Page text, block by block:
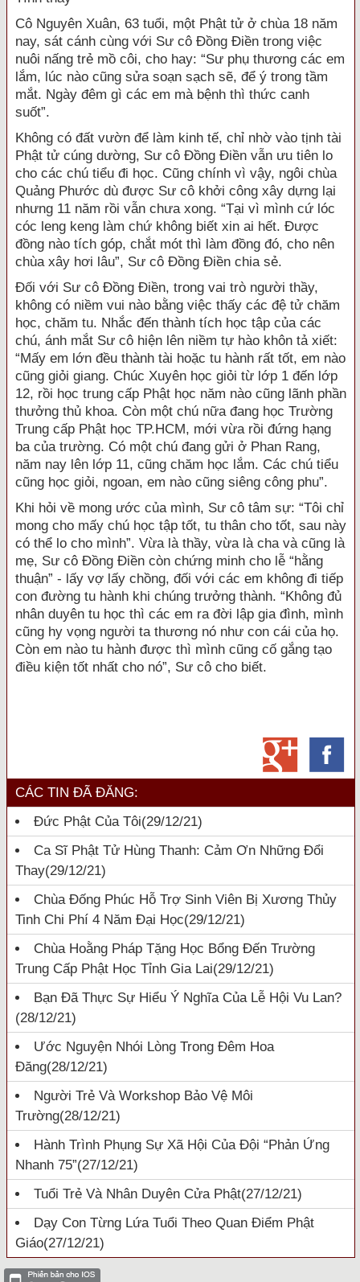
Cô Nguyên Xuân, 63 tuổi, một Phật tử ở chùa 18 năm
nay, sát cánh cùng với Sư cô Đồng Điền trong việc
nuôi nấng trẻ mồ côi, cho hay: “Sư phụ thương các em
lắm, lúc nào cũng sửa soạn sạch sẽ, để ý trong tầm
mắt. Ngày đêm gì các em mà bệnh thì thức canh
suốt”.
Không có đất vườn để làm kinh tế, chỉ nhờ vào tịnh tài
Phật tử cúng dường, Sư cô Đồng Điền vẫn ưu tiên lo
cho các chú tiểu đi học. Cũng chính vì vậy, ngôi chùa
Quảng Phước dù được Sư cô khởi công xây dựng lại
nhưng 11 năm rồi vẫn chưa xong. “Tại vì mình cứ lóc
cóc leng keng làm chứ không biết xin ai hết. Được
đồng nào tích góp, chắt mót thì làm đồng đó, cho nên
chùa xây hơi lâu”, Sư cô Đồng Điền chia sẻ.
Đối với Sư cô Đồng Điền, trong vai trò người thầy,
không có niềm vui nào bằng việc thấy các đệ tử chăm
học, chăm tu. Nhắc đến thành tích học tập của các
chú, ánh mắt Sư cô hiện lên niềm tự hào khôn tả xiết:
“Mấy em lớn đều thành tài hoặc tu hành rất tốt, em nào
cũng giỏi giang. Chúc Xuyên học giỏi từ lớp 1 đến lớp
12, rồi học trung cấp Phật học năm nào cũng lãnh phần
thưởng thủ khoa. Còn một chú nữa đang học Trường
Trung cấp Phật học TP.HCM, mới vừa rồi đứng hạng
ba của trường. Có một chú đang gửi ở Phan Rang,
năm nay lên lớp 11, cũng chăm học lắm. Các chú tiểu
cũng học giỏi, ngoan, em nào cũng siêng công phu”.
Khi hỏi về mong ước của mình, Sư cô tâm sự: “Tôi chỉ
mong cho mấy chú học tập tốt, tu thân cho tốt, sau này
có thể lo cho mình”. Vừa là thầy, vừa là cha và cũng là
mẹ, Sư cô Đồng Điền còn chứng minh cho lễ “hằng
thuận” - lấy vợ lấy chồng, đối với các em không đi tiếp
con đường tu hành khi chúng trưởng thành. “Không đủ
nhân duyên tu học thì các em ra đời lập gia đình, mình
cũng hy vọng người ta thương nó như con cái của họ.
Còn em nào tu hành được thì mình cũng cố gắng tạo
điều kiện tốt nhất cho nó”, Sư cô cho biết.
CÁC TIN ĐÃ ĐĂNG:
Đức Phật Của Tôi(29/12/21)
Ca Sĩ Phật Tử Hùng Thanh: Cảm Ơn Những Đổi
Thay(29/12/21)
Chùa Đống Phúc Hỗ Trợ Sinh Viên Bị Xương Thủy
Tinh Chi Phí 4 Năm Đại Học(29/12/21)
Chùa Hoằng Pháp Tặng Học Bổng Đến Trường
Trung Cấp Phật Học Tỉnh Gia Lai(29/12/21)
Bạn Đã Thực Sự Hiểu Ý Nghĩa Của Lễ Hội Vu Lan?
(28/12/21)
Ước Nguyện Nhói Lòng Trong Đêm Hoa
Đăng(28/12/21)
Người Trẻ Và Workshop Bảo Vệ Môi
Trường(28/12/21)
Hành Trình Phụng Sự Xã Hội Của Đội “Phản Ứng
Nhanh 75”(27/12/21)
Tuổi Trẻ Và Nhân Duyên Cửa Phật(27/12/21)
Dạy Con Từng Lứa Tuổi Theo Quan Điểm Phật
Giáo(27/12/21)